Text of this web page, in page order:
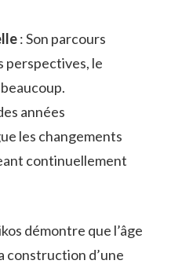
: Son parcours
perspectives, le
années
les changements
continuellement
démontre que l’âge
construction d’une